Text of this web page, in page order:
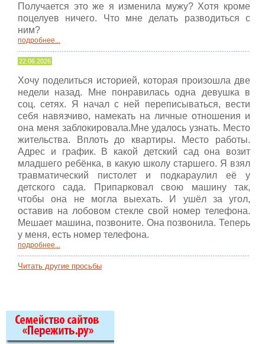
Получается это же я изменила мужу? Хотя кроме
поцелуев ничего. Что мне делать разводиться с
ним?
подробнее...
22.06.2026
Хочу поделиться историей, которая произошла две
недели назад. Мне понравилась одна девушка в
соц. сетях. Я начал с ней переписываться, вести
себя навязчиво, намекать на личные отношения и
она меня заблокировала.Мне удалось узнать. Место
жительства. Вплоть до квартиры. Место работы.
Адрес и график. В какой детский сад она возит
младшего ребёнка, в какую школу старшего. Я взял
травматический пистолет и подкараулил её у
детского сада. Припарковал свою машину так,
чтобы она не могла выехать. И ушёл за угол,
оставив на лобовом стекле свой номер телефона.
Мешает машина, позвоните. Она позвонила. Теперь
у меня, есть номер телефона.
подробнее...
Читать другие просьбы